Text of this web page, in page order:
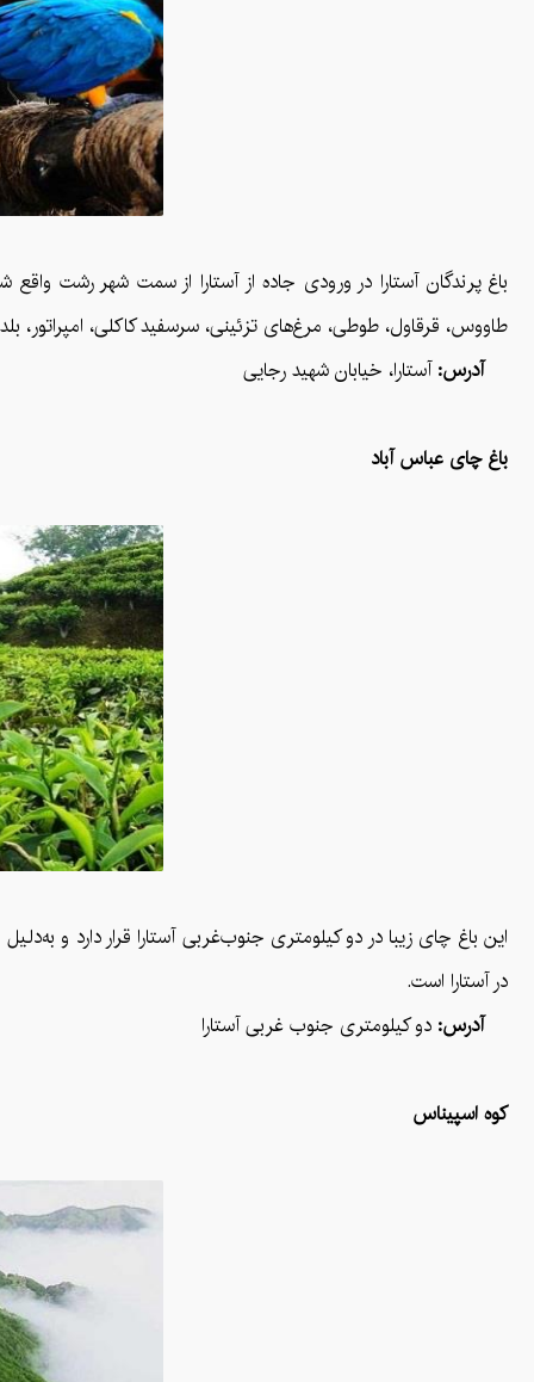
طاووس، قرقاول، طوطی، مرغ‌های تزئینی، سرسفید کاکلی، امپراتور،
آدرس:آستارا، خیابان شهید رجایی
باغ چای عباس آباد
این باغ چای زیبا در دو کیلومتری جنوب‌غربی آستارا قرار دارد و
در آستارا است.
آدرس: دو کیلومتری جنوب غربی آستارا
کوه اسپیناس